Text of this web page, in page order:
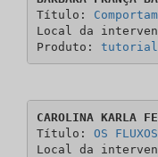
Título:
Local da
Produto: tutorial
CAROLINA KARLA
Título: OS
Local da